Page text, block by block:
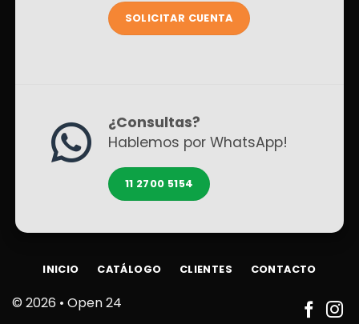
SOLICITAR CUENTA
¿Consultas?
Hablemos por WhatsApp!
11 2700 5154
© 2026 • Open 24
INICIO CATÁLOGO CLIENTES CONTACTO